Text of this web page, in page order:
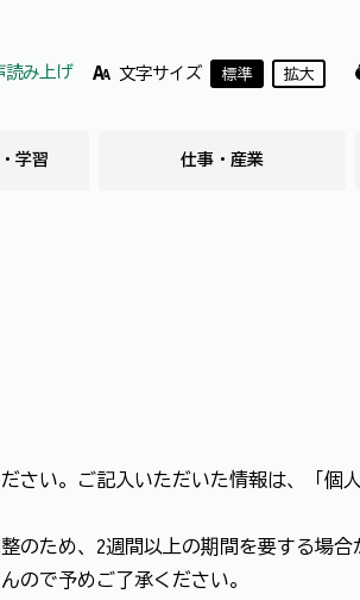
読み上げ 文字サイズ 標準 拡大
学習 仕事・産業
さい。ご記入いただいた情報は、「個
のため、2週間以上の期間を要する場
ので予めご了承ください。